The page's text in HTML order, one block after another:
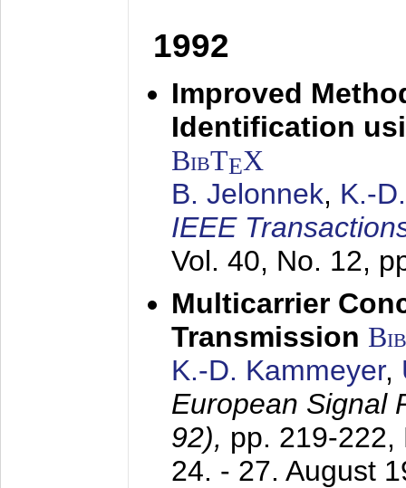
1992
Improved
Identification
BibTEX
B. Jelonnek, K.-
IEEE
Vol. 40, No. 12,
Multicarrier
Transmission
K.-D. Kammeyer,
European Signal
92), pp. 219-222,
24. - 27. August